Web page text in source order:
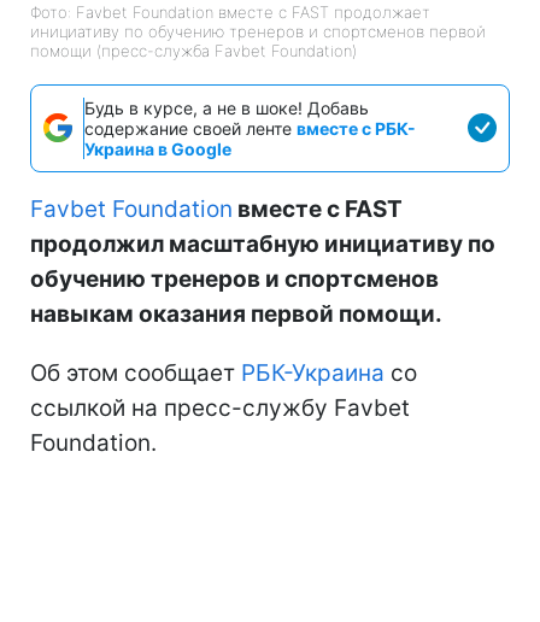
Фото: Favbet Foundation вместе с FAST продолжает
инициативу по обучению тренеров и спортсменов первой
помощи (пресс-служба Favbet Foundation)
Будь в курсе, а не в шоке! Добавь
содержание своей ленте вместе с РБК-
Украина в Google
Favbet Foundation вместе с FAST
продолжил масштабную инициативу по
обучению тренеров и спортсменов
навыкам оказания первой помощи.
Об этом сообщает РБК-Украина со
ссылкой на пресс-службу Favbet
Foundation.